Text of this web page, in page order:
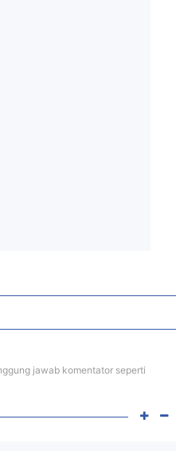
jawab komentator seperti